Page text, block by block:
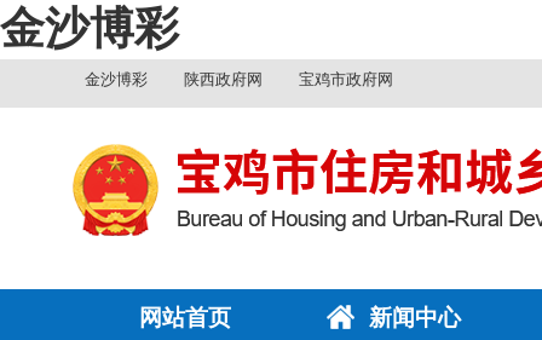
金沙博彩
金沙博彩 陕西政府网 宝鸡市政府网
网站首页 新闻中心